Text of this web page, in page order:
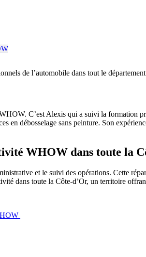
de l’automobile dans tout le
C’est Alexis qui a suivi la formation
en débosselage sans peinture. Son
WHOW dans toute la
et le suivi des opérations. Cette
dans toute la Côte-d’Or, un territoire